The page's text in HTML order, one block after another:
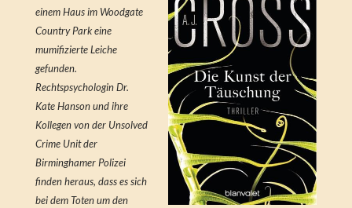
einem Haus im Woodgate
Country Park eine
mumifizierte Leiche
gefunden.
Rechtspsychologin Dr.
Kate Hanson und ihre
Kollegen von der Unsolved
Crime Unit der
Birminghamer Polizei
finden heraus, dass es sich
bei dem Toten um den